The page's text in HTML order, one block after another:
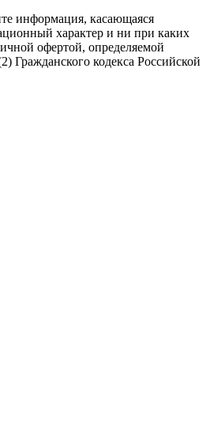
информация, касающаяся
характер и ни при каких
офертой, определяемой
Гражданского кодекса Российской